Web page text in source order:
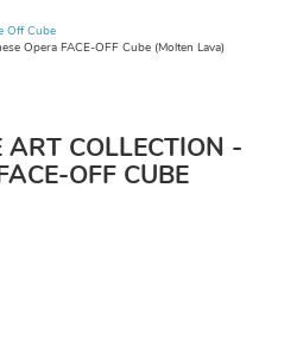
Off Cube
Opera FACE-OFF Cube (Molten Lava)
COLLECTION -
OFF CUBE